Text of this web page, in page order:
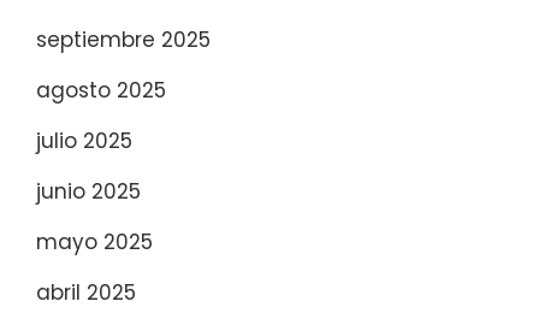
septiembre 2025
agosto 2025
julio 2025
junio 2025
mayo 2025
abril 2025